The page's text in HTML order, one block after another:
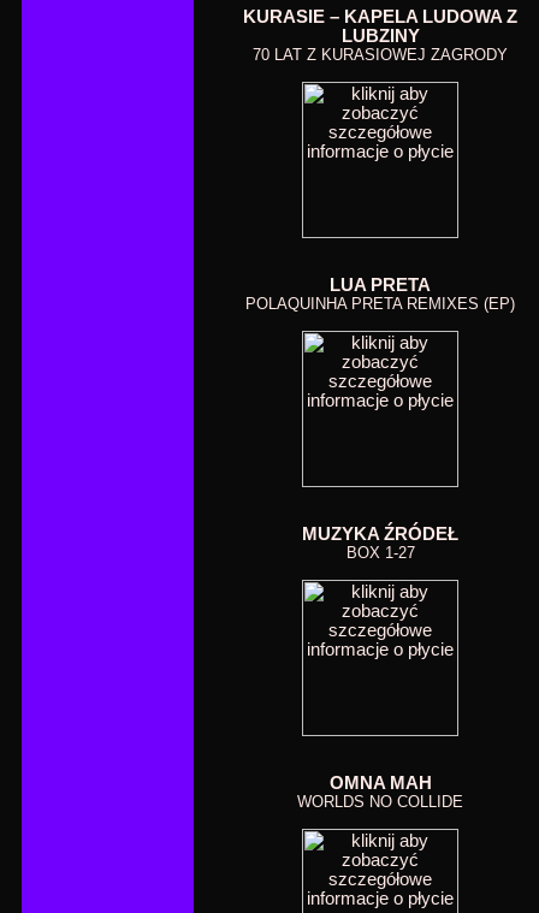
KURASIE – KAPELA LUDOWA Z
LUBZINY
70 LAT Z KURASIOWEJ ZAGRODY
LUA PRETA
POLAQUINHA PRETA REMIXES (EP)
MUZYKA ŹRÓDEŁ
BOX 1-27
OMNA MAH
WORLDS NO COLLIDE